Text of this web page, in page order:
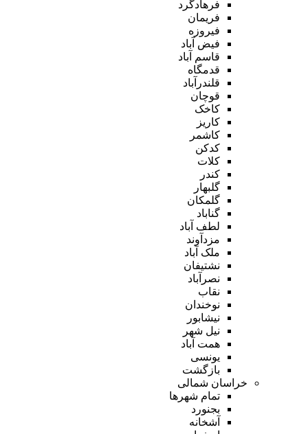
فرهادگرد
فریمان
فیروزه
فیض آباد
قاسم آباد
قدمگاه
قلندرآباد
قوچان
کاخک
کاریز
کاشمر
کدکن
کلات
کندر
گلبهار
گلمکان
گناباد
لطف آباد
مزدآوند
ملک آباد
نشتیفان
نصرآباد
نقاب
نوخندان
نیشابور
نیل شهر
همت آباد
یونسی
بازگشت
خراسان شمالی
تمام شهر‌ها
بجنورد
آشخانه